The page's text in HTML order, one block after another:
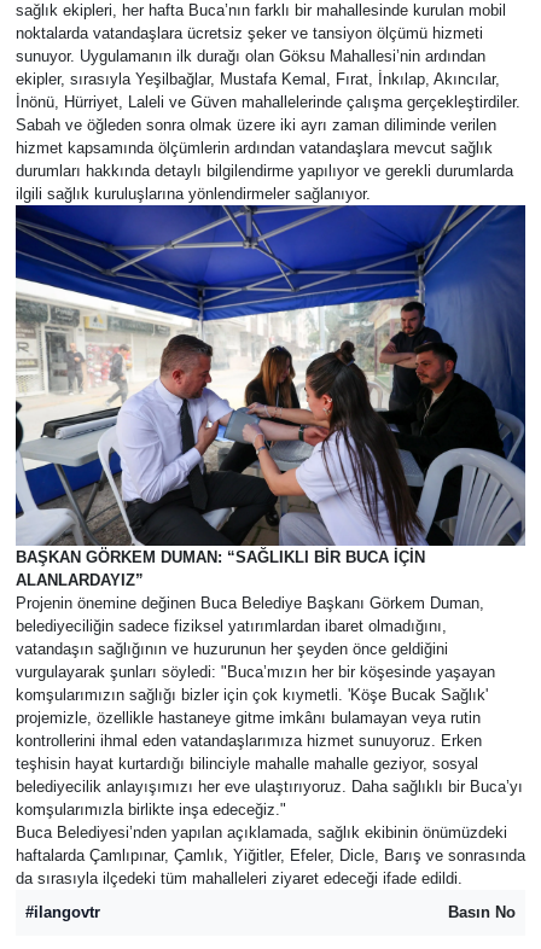
sağlık ekipleri, her hafta Buca’nın farklı bir mahallesinde kurulan mobil
noktalarda vatandaşlara ücretsiz şeker ve tansiyon ölçümü hizmeti
sunuyor. Uygulamanın ilk durağı olan Göksu Mahallesi’nin ardından
ekipler, sırasıyla Yeşilbağlar, Mustafa Kemal, Fırat, İnkılap, Akıncılar,
İnönü, Hürriyet, Laleli ve Güven mahallelerinde çalışma gerçekleştirdiler.
Sabah ve öğleden sonra olmak üzere iki ayrı zaman diliminde verilen
hizmet kapsamında ölçümlerin ardından vatandaşlara mevcut sağlık
durumları hakkında detaylı bilgilendirme yapılıyor ve gerekli durumlarda
ilgili sağlık kuruluşlarına yönlendirmeler sağlanıyor.
BAŞKAN GÖRKEM DUMAN: “SAĞLIKLI BİR BUCA İÇİN
ALANLARDAYIZ”
Projenin önemine değinen Buca Belediye Başkanı Görkem Duman,
belediyeciliğin sadece fiziksel yatırımlardan ibaret olmadığını,
vatandaşın sağlığının ve huzurunun her şeyden önce geldiğini
vurgulayarak şunları söyledi: "Buca’mızın her bir köşesinde yaşayan
komşularımızın sağlığı bizler için çok kıymetli. 'Köşe Bucak Sağlık'
projemizle, özellikle hastaneye gitme imkânı bulamayan veya rutin
kontrollerini ihmal eden vatandaşlarımıza hizmet sunuyoruz. Erken
teşhisin hayat kurtardığı bilinciyle mahalle mahalle geziyor, sosyal
belediyecilik anlayışımızı her eve ulaştırıyoruz. Daha sağlıklı bir Buca’yı
komşularımızla birlikte inşa edeceğiz."
Buca Belediyesi’nden yapılan açıklamada, sağlık ekibinin önümüzdeki
haftalarda Çamlıpınar, Çamlık, Yiğitler, Efeler, Dicle, Barış ve sonrasında
da sırasıyla ilçedeki tüm mahalleleri ziyaret edeceği ifade edildi.
#ilangovtr
Basın No